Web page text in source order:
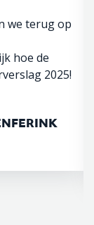
we terug op
hoe de
2025!